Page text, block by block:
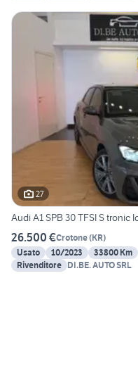
27
Audi A1 SPB 30 TFSI S tronic
26.500 €Crotone(KR)
Usato
10/2023 33800 Km
Rivenditore DI.BE. AUTO SRL